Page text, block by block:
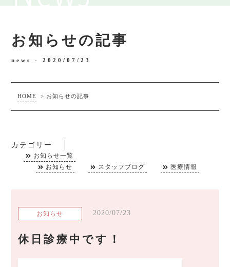
お知らせの記事
news -2020/07/23
HOME > お知らせの記事
カテゴリー
お知らせ一覧
お知らせ
スタッフブログ 医療情報
お知らせ 2020/07/23
休日診療中です！